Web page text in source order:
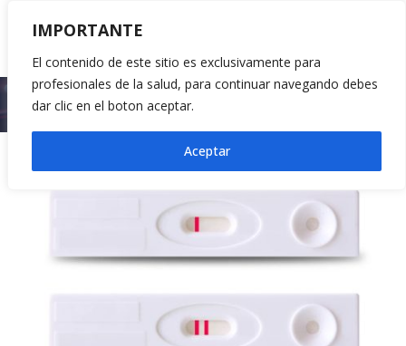
IMPORTANTE
El contenido de este sitio es exclusivamente para
profesionales de la salud, para continuar navegando debes
dar clic en el boton aceptar.
Aceptar
Inicio 2023 julio 18